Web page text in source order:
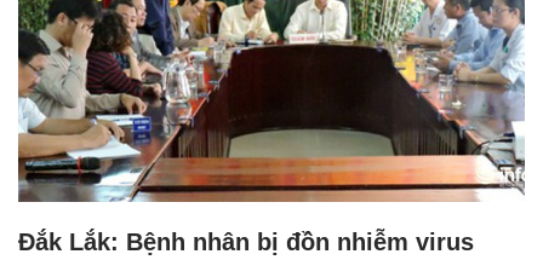
Đắk Lắk: Bệnh nhân bị đồn nhiễm virus